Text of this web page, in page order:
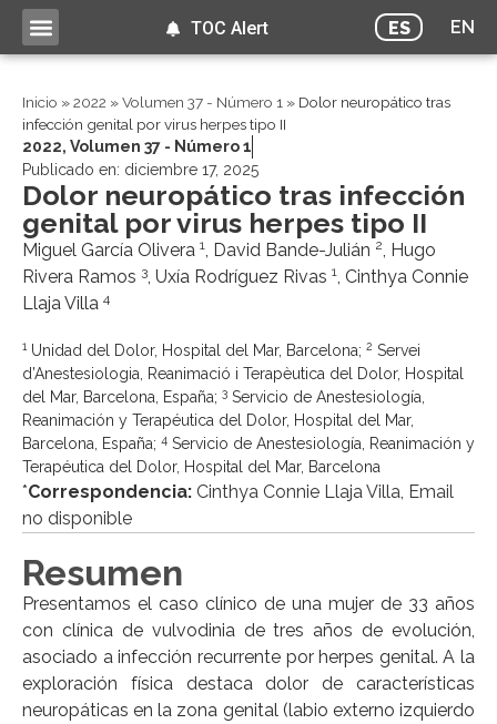
ES EN
TOC Alert
Inicio »2022 »Volumen 37 - Número 1 » Dolor neuropático tras
infección genital por virus herpes tipo II
2022, Volumen 37 - Número 1
Publicado en: diciembre 17, 2025
Dolor neuropático tras infección
genital por virus herpes tipo II
Miguel García Olivera 1, David Bande-Julián 2, Hugo
Rivera Ramos 3, Uxía Rodríguez Rivas 1, Cinthya Connie
Llaja Villa 4
1Unidad del Dolor, Hospital del Mar, Barcelona; 2 Servei
d’Anestesiologia, Reanimació i Terapèutica del Dolor, Hospital
del Mar, Barcelona, España; 3 Servicio de Anestesiología,
Reanimación y Terapéutica del Dolor, Hospital del Mar,
Barcelona, España; 4 Servicio de Anestesiología, Reanimación y
Terapéutica del Dolor, Hospital del Mar, Barcelona
*Correspondencia: Cinthya Connie Llaja Villa, Email
no disponible
Resumen
Presentamos el caso clínico de una mujer de 33 años
con clínica de vulvodinia de tres años de evolución,
asociado a infección recurrente por herpes genital. A la
exploración física destaca dolor de características
neuropáticas en la zona genital (labio externo izquierdo